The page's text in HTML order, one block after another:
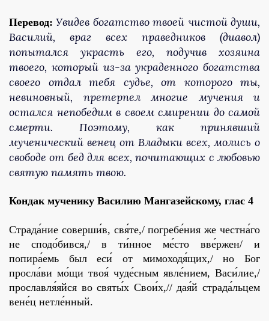
Перевод: Увидев богатство твоей чистой души,
Василий, враг всех праведников (диавол)
попытался украсть его, подучив хозяина
твоего, который из-за украденного богатства
своего отдал тебя судье, от которого ты,
невиновный, претерпел многие мучения и
остался непобедим в своем смирении до самой
смерти. Поэтому, как принявший
мученический венец от Владыки всех, молись о
свободе от бед для всех, почитающих с любовью
святую память твою.
Кондак мученику Василию Мангазейскому, глас 4
Страда́ние соверши́в, свя́те,/ погребе́ния же честна́го
не сподо́бився,/ в ти́нное ме́сто вве́ржен/ и
попира́емь был еси́ от мимоходя́щих,/ но Бог
просла́ви мо́щи твоя́ чуде́сным явле́нием, Васи́лие,/
прославля́яйся во святы́х Свои́х,// дая́й страда́льцем
вене́ц нетле́нный.